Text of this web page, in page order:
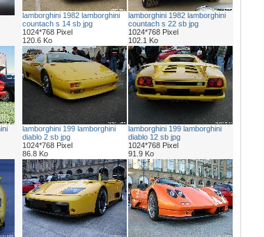
lamborghini 1982 lamborghini
countach s 14 sb jpg
1024*768 Pixel
120.6 Ko
lamborghini 1982 lamborghini
countach s 22 sb jpg
1024*768 Pixel
102.1 Ko
lamborghini 199 lamborghini
diablo 2 sb jpg
1024*768 Pixel
86.8 Ko
lamborghini 199 lamborghini
diablo 12 sb jpg
1024*768 Pixel
91.9 Ko